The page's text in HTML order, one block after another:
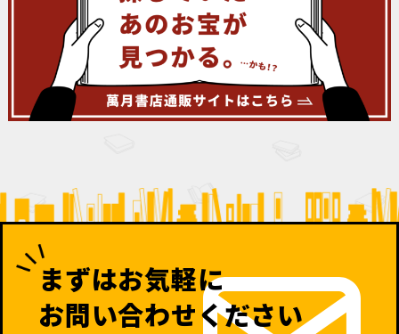
まずはお気軽に
お問い合わせください